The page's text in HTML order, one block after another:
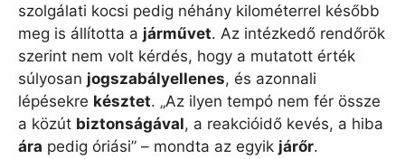
szolgálati kocsi pedig néhány kilométerrel később
meg is állította a járművet. Az intézkedő rendőrök
szerint nem volt kérdés, hogy a mutatott érték
súlyosan jogszabályellenes, és azonnali
lépésekre késztet. „Az ilyen tempó nem fér össze
a közút biztonságával, a reakcióidő kevés, a hiba
ára pedig óriási” – mondta az egyik járőr.